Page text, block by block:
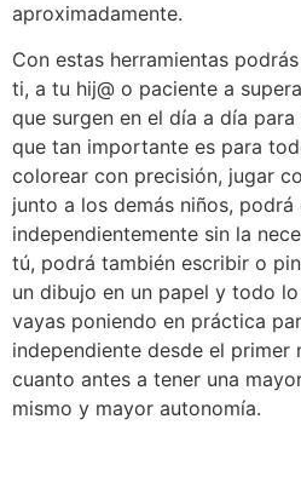
aproximadamente.
Con estas herramientas
ti, a tu hij@ o paciente a
que surgen en el día a día
que tan importante es para
colorear con precisión, jugar
junto a los demás niños, podrá
independientemente sin la
tú, podrá también escribir o
un dibujo en un papel y todo
vayas poniendo en práctica
independiente desde el primer
cuanto antes a tener una
mismo y mayor autonomía.